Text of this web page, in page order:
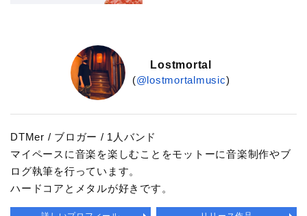
Lostmortal
(@lostmortalmusic)
DTMer / ブロガー / 1人バンド
マイペースに音楽を楽しむことをモットーに音楽制作やブ
ログ執筆を行っています。
ハードコアとメタルが好きです。